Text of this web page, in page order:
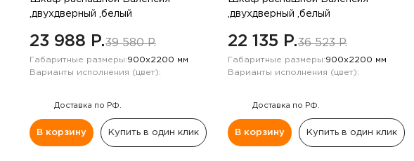
Стеллажи
Консоли
,двухдверный ,белый
23 988 P.39 580 P.
Габаритные размеры:900х2200 мм
Варианты исполнения (цвет):
Доставка по РФ.
В корзину Купить в один клик
,двухдверный ,белый
22 135 P.36 523 P.
Габаритные размеры:900х2200 мм
Варианты исполнения (цвет):
Доставка по РФ.
В корзину Купить в один клик